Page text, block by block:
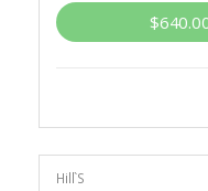
$
Hill`S